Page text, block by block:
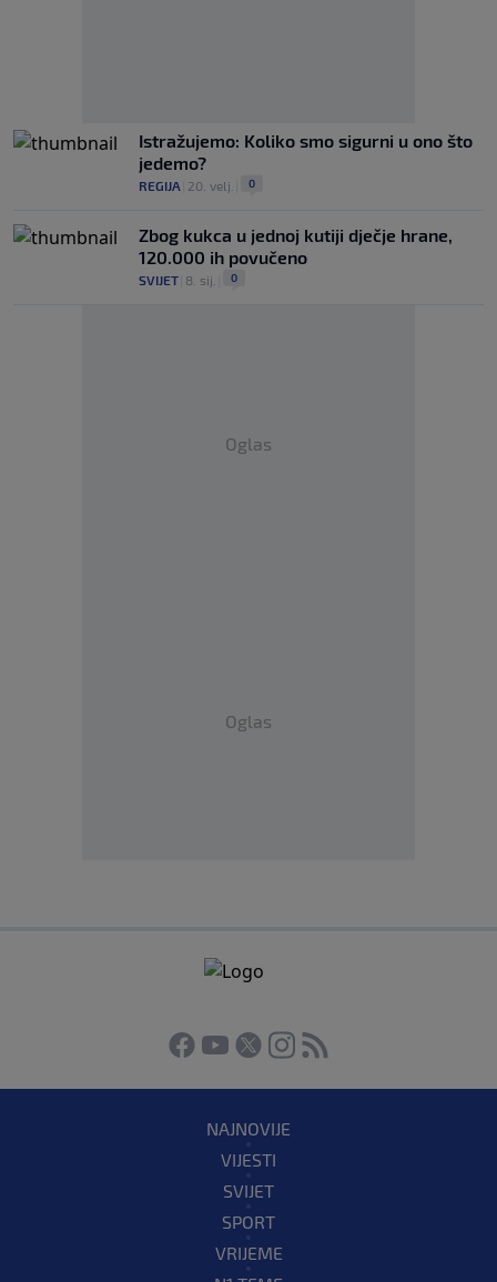
Istražujemo: Koliko smo sigurni u ono što
jedemo?
REGIJA 20. velj. 0
Zbog kukca u jednoj kutiji dječje hrane,
120.000 ih povučeno
SVIJET 8. sij. 0
Oglas
Oglas
NAJNOVIJE
VIJESTI
SVIJET
SPORT
VRIJEME